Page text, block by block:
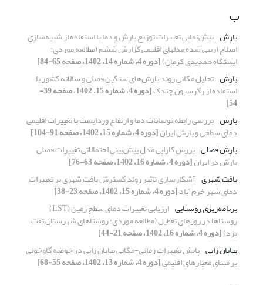
ب
بارش پیش‌نمایی تغییرات توزیع بارش و دما با استفاده از شبیه‌سازی
اصلاح اریبی شده مدل‎های اقلیمی گزارش ششم (مطالعه موردی:
ایستگاه همدیدی کرمان)[دوره 4، شماره 14، 1402، صفحه 65-84]
بارش تحلیل مکانی روند بارش‌های سنگین فصلی و سالانه کشور با
استفاده از رگرسیون چندک [دوره 4، شماره 15، 1402، صفحه 39-
54]
بارش بررسی رابطه نوسانات دما و ارتفاع وردایست با تغییرات اقلیمی
دمای سطحی و بارش ایران[دوره 4، شماره 15، 1402، صفحه 91-104]
بارش فصلی بررس کارایی مدل پیش‌بینی احتمالاتی تغییرات فصلی
بارش در ایران[دوره 4، شماره 16، 1402، صفحه 63-76]
بافت شهری آشکارسازی تاثیر روند گسترش بافت شهری بر تغییرات
دمای شهر خرم‌آباد[دوره 4، شماره 15، 1402، صفحه 23-38]
برنامه‌ریزی روستایی
ارزیابی تغییرات دمای سطح زمین (LST)
روستاها در روزهای تعطیل (مطالعه موردی: روستاهای شهرستان تفت
یزد)[دوره 4، شماره 16، 1402، صفحه 21-44]
بیابان زایی پایش تغییرات زمانی-مکانی بیابان زایی در حوضه گاوخونی
بر مبنای معیار‌های اقلیمی[دوره 4، شماره 13، 1402، صفحه 55-68]